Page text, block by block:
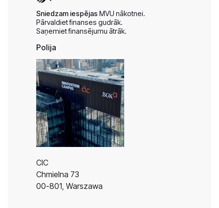
Sniedzam iespējas MVU nākotnei.
Pārvaldiet finanses gudrāk.
Saņemiet finansējumu ātrāk.
Polija
CIC
Chmielna 73
00-801, Warszawa